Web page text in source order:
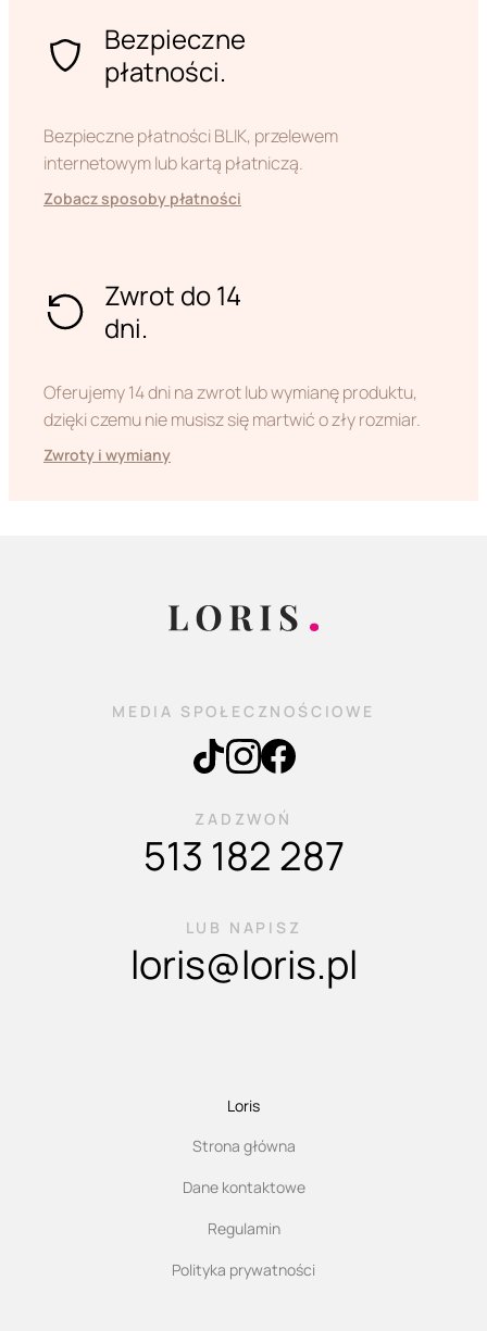
Bezpieczne
płatności.
Bezpieczne płatności BLIK, przelewem
internetowym lub kartą płatniczą.
Zobacz sposoby płatności
Zwrot do 14
dni.
Oferujemy 14 dni na zwrot lub wymianę produktu,
dzięki czemu nie musisz się martwić o zły rozmiar.
Zwroty i wymiany
MEDIA SPOŁECZNOŚCIOWE
ZADZWOŃ
513 182 287
LUB NAPISZ
loris@loris.pl
Loris
Strona główna
Dane kontaktowe
Regulamin
Polityka prywatności